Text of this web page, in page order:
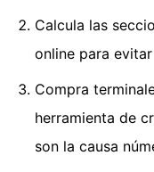
Calcula las
online para
Compra
herramienta de
son la causa